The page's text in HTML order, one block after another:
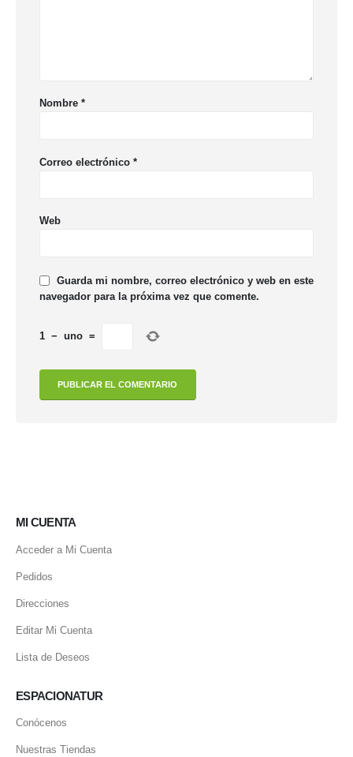
Nombre *
Correo electrónico *
Web
Guarda mi nombre, correo electrónico y web en este
navegador para la próxima vez que comente.
1 − uno =
MI CUENTA
Acceder a Mi Cuenta
Pedidos
Direcciones
Editar Mi Cuenta
Lista de Deseos
ESPACIONATUR
Conócenos
Nuestras Tiendas